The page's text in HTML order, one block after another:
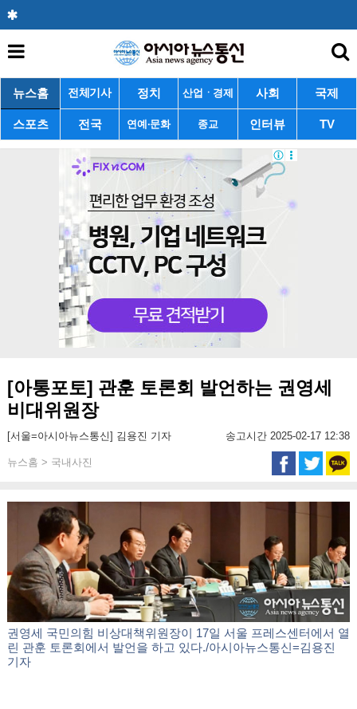
뉴스홈 전체기사 정치 산업ㆍ경제 사회 국제
스포츠 전국 연예·문화 종교 인터뷰 TV
[아통포토] 관훈 토론회 발언하는 권영세
비대위원장
[서울=아시아뉴스통신] 김용진 기자 송고시간 2025-02-17 12:38
뉴스홈 > 국내사진
권영세 국민의힘 비상대책위원장이 17일 서울 프레스센터에서 열
린 관훈 토론회에서 발언을 하고 있다./아시아뉴스통신=김용진
기자